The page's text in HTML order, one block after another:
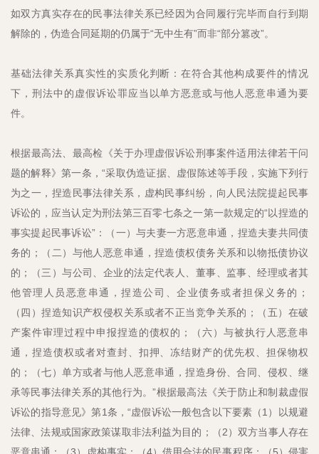
如双方真实存在的民事法律关系已经因为合同履行完毕而自行到期
解除的，伪造合同延期的仍属于“无中生有”而非“部分篡改”。
基础法律关系真实性的实质化判断：在符合其他构成要件的情况
下，刑法中的虚假诉讼罪应当以单方恶意或与他人恶意串通为要
件。
根据最高法、最高检《关于办理虚假诉讼刑事案件适用法律若干问
题的解释》第一条，“采取伪造证据、虚假陈述等手段，实施下列行
为之一，捏造民事法律关系，虚构民事纠纷，向人民法院提起民事
诉讼的，应当认定为刑法第三百零七条之一第一款规定的“以捏造的
事实提起民事诉讼”：（一）与夫妻一方恶意串通，捏造夫妻共同债
务的；（二）与他人恶意串通，捏造债权债务关系和以物抵债协议
的；（三）与公司、企业的法定代表人、董事、监事、经理或者其
他管理人员恶意串通，捏造公司、企业债务或者担保义务的；
（四）捏造知识产权侵权关系或者不正当竞争关系的；（五）在破
产案件审理过程中申报捏造的债权的；（六）与被执行人恶意串
通，捏造债权或者对查封、扣押、冻结财产的优先权、担保物权
的；（七）单方或者与他人恶意串通，捏造身份、合同、侵权、继
承等民事法律关系的其他行为。”根据最高法《关于防止和制裁虚假
诉讼的指导意见》第1条，“虚假诉讼一般包含以下要素（1）以规避
法律、法规或国家政策谋取非法利益为目的；（2）双方当事人存在